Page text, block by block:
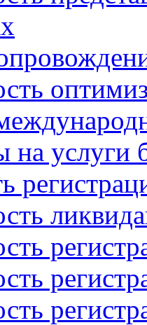
на услуги